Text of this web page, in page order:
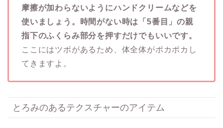
摩擦が加わらないようにハンドクリームなどを
使いましょう。時間がない時は「5番目」の親
指下のふくらみ部分を押すだけでもいいです。
ここにはツボがあるため、体全体がポカポカし
てきますよ。
とろみのあるテクスチャーのアイテム